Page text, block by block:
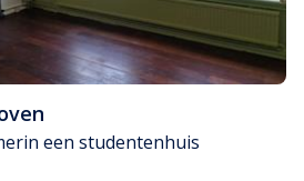
in een studentenhuis